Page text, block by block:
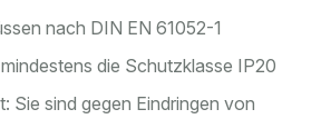
nach DIN EN 61052-1
die Schutzklasse IP20
Sie sind gegen Eindringen von